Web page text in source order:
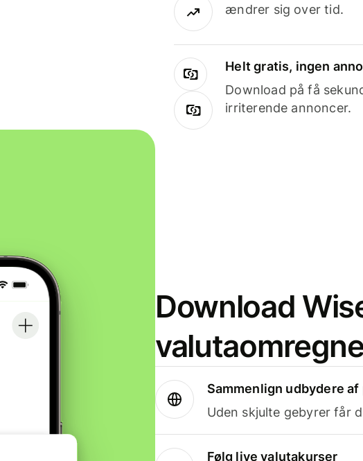
ændrer sig over tid.
Helt gratis, ingen
Download på få
irriterende annoncer.
Download
Sammenlign udbydere
Uden skjulte gebyrer får
Følg live valutakurser